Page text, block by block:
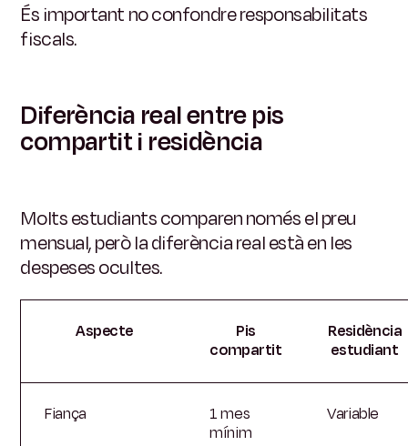
És important no confondre responsabilitats
fiscals.
Diferència real entre pis
compartit i residència
Molts estudiants comparen només el preu
mensual, però la diferència real està en les
despeses ocultes.
Aspecte
Pis
compartit
Residència
estudiant
Fiança
1 mes
mínim
Variable